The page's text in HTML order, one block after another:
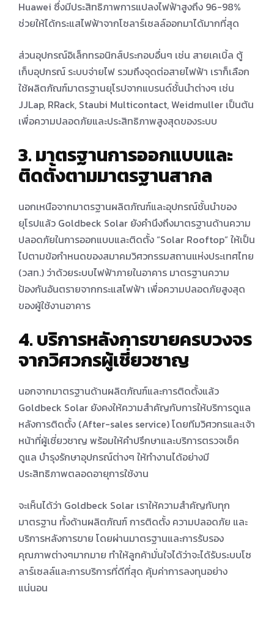
Huawei ซึ่งมีประสิทธิภาพการแปลงไฟฟ้าสูงถึง 96-98%
ช่วยให้ได้กระแสไฟฟ้าจากโซลาร์เซลล์ออกมาได้มากที่สุด
ส่วนอุปกรณ์อิเล็กทรอนิกส์ประกอบอื่นๆ เช่น สายเคเบิ้ล ตู้
เก็บอุปกรณ์ ระบบจ่ายไฟ รวมถึงจุดต่อสายไฟฟ้า เราก็เลือก
ใช้ผลิตภัณฑ์มาตรฐานยุโรปจากแบรนด์ชั้นนําต่างๆ เช่น
JJLap, RRack, Staubi Multicontact, Weidmuller เป็นต้น
เพื่อความปลอดภัยและประสิทธิภาพสูงสุดของระบบ
3.มาตรฐานการออกแบบและ
ติดตั้งตามมาตรฐานสากล
นอกเหนือจากมาตรฐานผลิตภัณฑ์และอุปกรณ์ชั้นนําของ
ยุโรปแล้ว Goldbeck Solar ยังคํานึงถึงมาตรฐานด้านความ
ปลอดภัยในการออกแบบและติดตั้ง “Solar Rooftop” ให้เป็น
ไปตามข้อกําหนดของสมาคมวิศวกรรมสถานแห่งประเทศไทย
(วสท.) ว่าด้วยระบบไฟฟ้าภายในอาคาร มาตรฐานความ
ป้องกันอันตรายจากกระแสไฟฟ้า เพื่อความปลอดภัยสูงสุด
ของผู้ใช้งานอาคาร
4.บริการหลังการขายครบวงจร
จากวิศวกรผู้เชี่ยวชาญ
นอกจากมาตรฐานด้านผลิตภัณฑ์และการติดตั้งแล้ว
Goldbeck Solar ยังคงให้ความสําคัญกับการให้บริการดูแล
หลังการติดตั้ง (After-sales service) โดยทีมวิศวกรและเจ้า
หน้าที่ผู้เชี่ยวชาญ พร้อมให้คําปรึกษาและบริการตรวจเช็ค
ดูแล บํารุงรักษาอุปกรณ์ต่างๆ ให้ทํางานได้อย่างมี
ประสิทธิภาพตลอดอายุการใช้งาน
จะเห็นได้ว่า Goldbeck Solar เราให้ความสําคัญกับทุก
มาตรฐาน ทั้งด้านผลิตภัณฑ์ การติดตั้ง ความปลอดภัย และ
บริการหลังการขาย โดยผ่านมาตรฐานและการรับรอง
คุณภาพต่างๆมากมาย ทําให้ลูกค้ามั่นใจได้ว่าจะได้รับระบบโซ
ลาร์เซลล์และการบริการที่ดีที่สุด คุ้มค่าการลงทุนอย่าง
แน่นอน